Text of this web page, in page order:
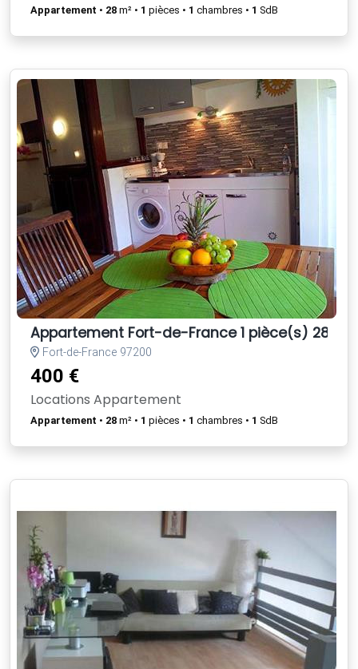
Appartement • 28 m² • 1 pièces • 1 chambres • 1 SdB
Appartement Fort-de-France 1 pièce(s) 28 m2
Fort-de-France 97200
400 €
Locations Appartement
Appartement • 28 m² • 1 pièces • 1 chambres • 1 SdB